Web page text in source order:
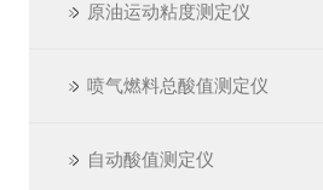
原油运动粘度测定仪
喷气燃料总酸值测定仪
自动酸值测定仪